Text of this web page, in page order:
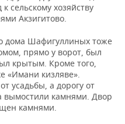
сельскому хозяйству
Акзигитово.
дома Шафигуллиных тоже
прямо у ворот, был
крытым. Кроме того,
«Имани кизляве».
усадьбы, а дорогу от
вымостили камнями. Двор
камнями.